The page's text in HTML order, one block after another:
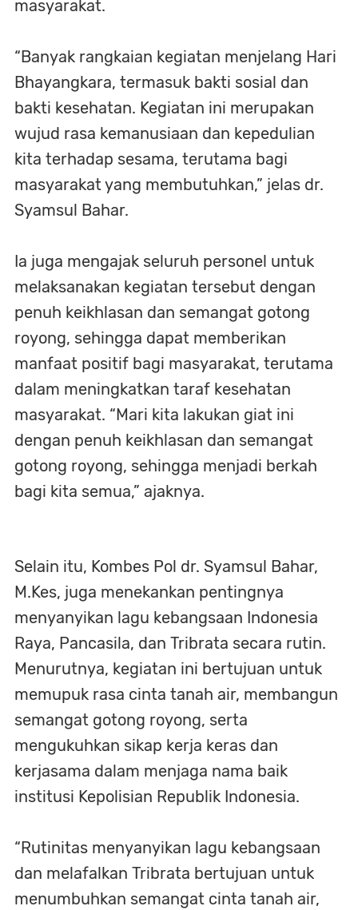
masyarakat.
“Banyak rangkaian kegiatan menjelang Hari
Bhayangkara, termasuk bakti sosial dan
bakti kesehatan. Kegiatan ini merupakan
wujud rasa kemanusiaan dan kepedulian
kita terhadap sesama, terutama bagi
masyarakat yang membutuhkan,” jelas dr.
Syamsul Bahar.
Ia juga mengajak seluruh personel untuk
melaksanakan kegiatan tersebut dengan
penuh keikhlasan dan semangat gotong
royong, sehingga dapat memberikan
manfaat positif bagi masyarakat, terutama
dalam meningkatkan taraf kesehatan
masyarakat. “Mari kita lakukan giat ini
dengan penuh keikhlasan dan semangat
gotong royong, sehingga menjadi berkah
bagi kita semua,” ajaknya.
Selain itu, Kombes Pol dr. Syamsul Bahar,
M.Kes, juga menekankan pentingnya
menyanyikan lagu kebangsaan Indonesia
Raya, Pancasila, dan Tribrata secara rutin.
Menurutnya, kegiatan ini bertujuan untuk
memupuk rasa cinta tanah air, membangun
semangat gotong royong, serta
mengukuhkan sikap kerja keras dan
kerjasama dalam menjaga nama baik
institusi Kepolisian Republik Indonesia.
“Rutinitas menyanyikan lagu kebangsaan
dan melafalkan Tribrata bertujuan untuk
menumbuhkan semangat cinta tanah air,